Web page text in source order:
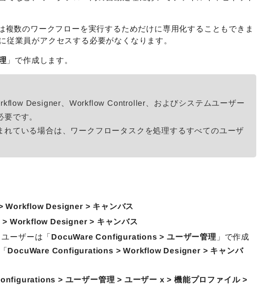
数のワークフローを実行するためだけに専用化することもできま
業員がアクセスする必要がなくなります。
」で作成します。
Designer、Workflow Controller、およびシステムユーザー
要です。
ている場合は、ワークフロータスクを処理するすべてのユーザ
Designer > キャンバス
Workflow Designer > キャンバス
ユーザーは「 DocuWare Configurations > ユーザー管理 」で作成
DocuWare Configurations > Workflow Designer > キャンバ
> ユーザー管理 > ユーザー x > 機能プロファイル >